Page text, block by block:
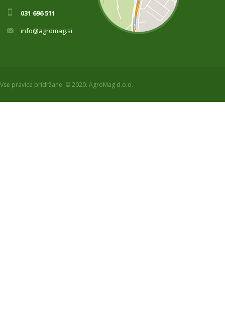
031 696 511
info@agromag.si
Vse pravice pridržane © 2020. AgroMag d.o.o.